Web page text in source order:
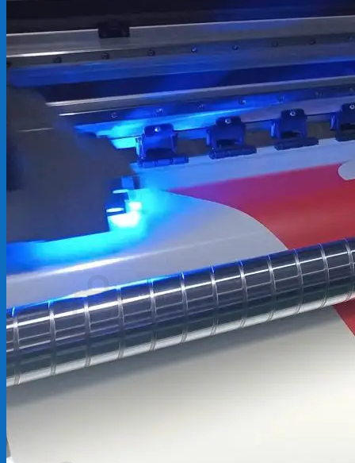
In Tem Nhãn
In Decal
Tin tức
Tin Tức In Kỹ Thuật Số
Tin Tức In UV
Tin tức công ty
Tuyển dụng
Câu hỏi thường gặp
kiếm:
Giỏ hàng /0₫
Chưa có sản phẩm trong giỏ hàng.
Quay trở lại cửa hàng